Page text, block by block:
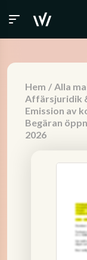
Hem / Alla
Affärsjuridik
Emission av
Begäran
2026